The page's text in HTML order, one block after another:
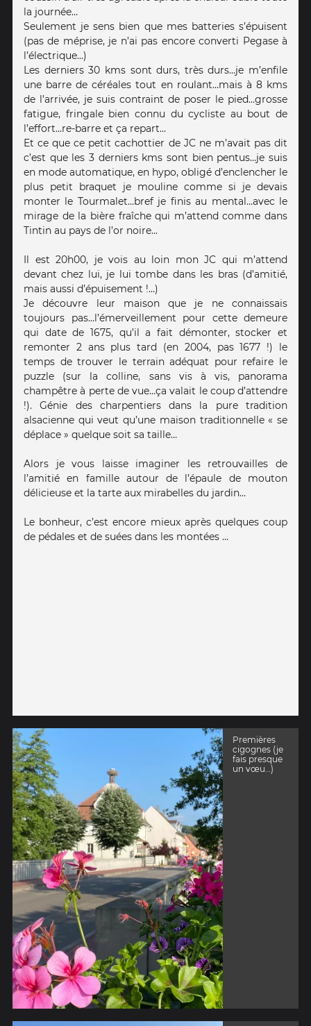
la journée…
Seulement je sens bien que mes batteries s’épuisent
(pas de méprise, je n’ai pas encore converti Pegase à
l’électrique…)
Les derniers 30 kms sont durs, très durs…je m’enfile
une barre de céréales tout en roulant…mais à 8 kms
de l’arrivée, je suis contraint de poser le pied…grosse
fatigue, fringale bien connu du cycliste au bout de
l’effort…re-barre et ça repart…
Et ce que ce petit cachottier de JC ne m’avait pas dit
c’est que les 3 derniers kms sont bien pentus…je suis
en mode automatique, en hypo, obligé d’enclencher le
plus petit braquet je mouline comme si je devais
monter le Tourmalet…bref je finis au mental…avec le
mirage de la bière fraîche qui m’attend comme dans
Tintin au pays de l’or noire…
Il est 20h00, je vois au loin mon JC qui m’attend
devant chez lui, je lui tombe dans les bras (d’amitié,
mais aussi d’épuisement !…)
Je découvre leur maison que je ne connaissais
toujours pas…l’émerveillement pour cette demeure
qui date de 1675, qu’il a fait démonter, stocker et
remonter 2 ans plus tard (en 2004, pas 1677 !) le
temps de trouver le terrain adéquat pour refaire le
puzzle (sur la colline, sans vis à vis, panorama
champêtre à perte de vue…ça valait le coup d’attendre
!). Génie des charpentiers dans la pure tradition
alsacienne qui veut qu’une maison traditionnelle « se
déplace » quelque soit sa taille…
Alors je vous laisse imaginer les retrouvailles de
l’amitié en famille autour de l’épaule de mouton
délicieuse et la tarte aux mirabelles du jardin…
Le bonheur, c’est encore mieux après quelques coup
de pédales et de suées dans les montées …
Premières
cigognes (je
fais presque
un vœu…)